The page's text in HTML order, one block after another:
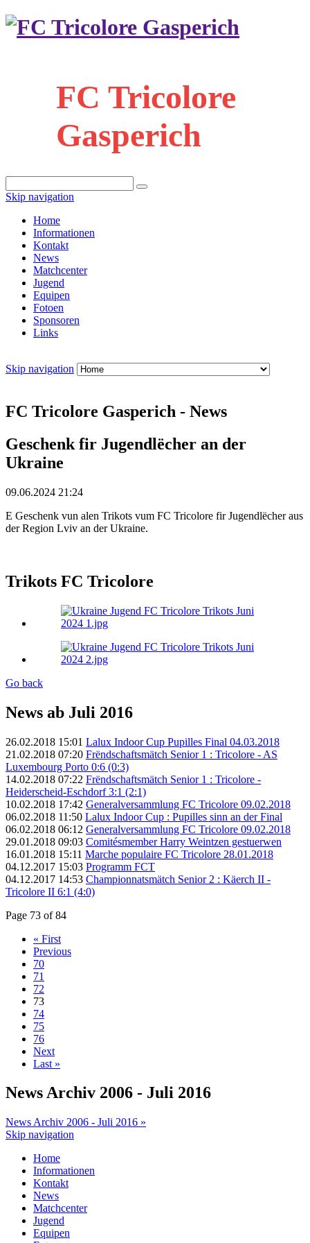
FC Tricolore
Gasperich
Skip navigation
Home
Informationen
Kontakt
News
Matchcenter
Jugend
Equipen
Fotoen
Sponsoren
Links
Skip navigation
FC Tricolore Gasperich - News
Geschenk fir Jugendlëcher an der
Ukraine
09.06.2024 21:24
E Geschenk vun alen Trikots vum FC Tricolore fir Jugendlëcher aus
der Region Lviv an der Ukraine.
Trikots FC Tricolore
Go back
News ab Juli 2016
26.02.2018 15:01 Lalux Indoor Cup Pupilles Final 04.03.2018
21.02.2018 07:20 Frëndschaftsmätch Senior 1 : Tricolore - AS
Luxembourg Porto 0:6 (0:3)
14.02.2018 07:22 Frëndschaftsmätch Senior 1 : Tricolore -
Heiderscheid-Eschdorf 3:1 (2:1)
10.02.2018 17:42 Generalversammlung FC Tricolore 09.02.2018
06.02.2018 11:50 Lalux Indoor Cup : Pupilles sinn an der Final
06.02.2018 06:12 Generalversammlung FC Tricolore 09.02.2018
29.01.2018 09:03 Comitésmember Harry Weintzen gestuerwen
16.01.2018 15:11 Marche populaire FC Tricolore 28.01.2018
04.12.2017 15:03 Programm FCT
04.12.2017 14:53 Championnatsmätch Senior 2 : Käerch II -
Tricolore II 6:1 (4:0)
Page 73 of 84
« First
Previous
70
71
72
73
74
75
76
Next
Last »
News Archiv 2006 - Juli 2016
News Archiv 2006 - Juli 2016 »
Skip navigation
Home
Informationen
Kontakt
News
Matchcenter
Jugend
Equipen